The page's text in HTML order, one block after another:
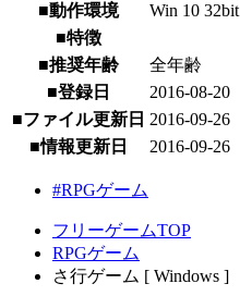
■動作環境
Win 10 32bit
■特徴
■推奨年齢
全年齢
■登録日
2016-08-20
■ファイル更新日 2016-09-26
■情報更新日
2016-09-26
#RPGゲーム
フリーゲームTOP
RPGゲーム
さ行ゲーム [ Windows ]